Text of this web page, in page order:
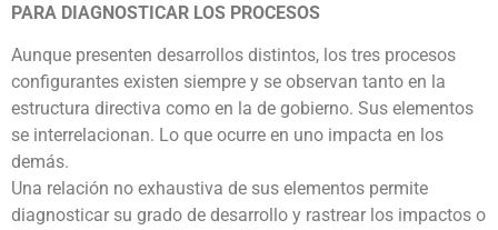
PARA DIAGNOSTICAR LOS PROCESOS
Aunque presenten desarrollos distintos, los tres procesos
configurantes existen siempre y se observan tanto en la
estructura directiva como en la de gobierno. Sus elementos
se interrelacionan. Lo que ocurre en uno impacta en los
demás.
Una relación no exhaustiva de sus elementos permite
diagnosticar su grado de desarrollo y rastrear los impactos o